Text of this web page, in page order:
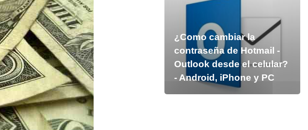
¿Como cambiar la
contraseña de Hotmail -
Outlook desde el celular?
- Android, iPhone y PC